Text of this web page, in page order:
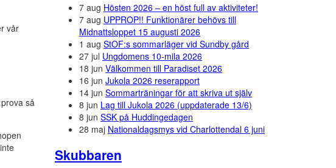
vår
så
7 aug Hösten 2026 – en höst full av aktiviteter!
7 aug UPPROP!! Funktionärer behövs till
Midnattsloppet 15 augusti 2026
1 aug StOF:s sommarläger vid Sundby gård
27 jul Ungdomens 10-mila 2026
18 jun Välkommen till Paradiset 2026
16 jun Jukola 2026 reserapport
14 jun Sommarträningar för att skriva ut själv
8 jun Lag till Jukola 2026 (uppdaterade 13/6)
8 jun SSK på Huddingedagen
28 maj Nationaldagsmys vid Charlottendal 6 juni
Skubbaren